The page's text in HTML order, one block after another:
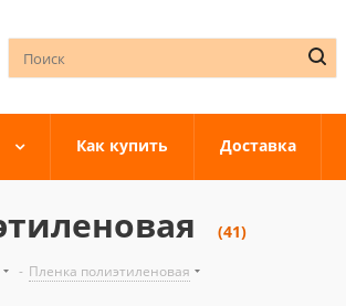
Как купить Доставка
(41)
- Пленка полиэтиленовая